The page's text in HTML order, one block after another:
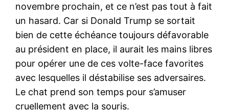
novembre prochain, et ce n’est pas tout à fait
un hasard. Car si Donald Trump se sortait
bien de cette échéance toujours défavorable
au président en place, il aurait les mains libres
pour opérer une de ces volte-face favorites
avec lesquelles il déstabilise ses adversaires.
Le chat prend son temps pour s’amuser
cruellement avec la souris.